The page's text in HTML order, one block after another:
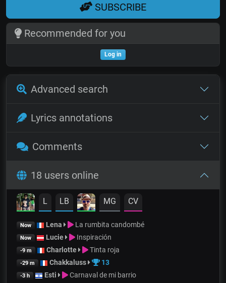
SUBSCRIBE
Recommended for you
Log in
Advanced search
Lyrics annotations
Comments
18 users online
L LB MG CV
Now Lena La rumbita candombé
Now Lucie Inspiración
-9 m Charlotte Tinta roja
-29 m Chakkaluss 13
-3 h Esti Carnaval de mi barrio